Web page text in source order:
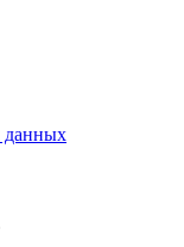
данных